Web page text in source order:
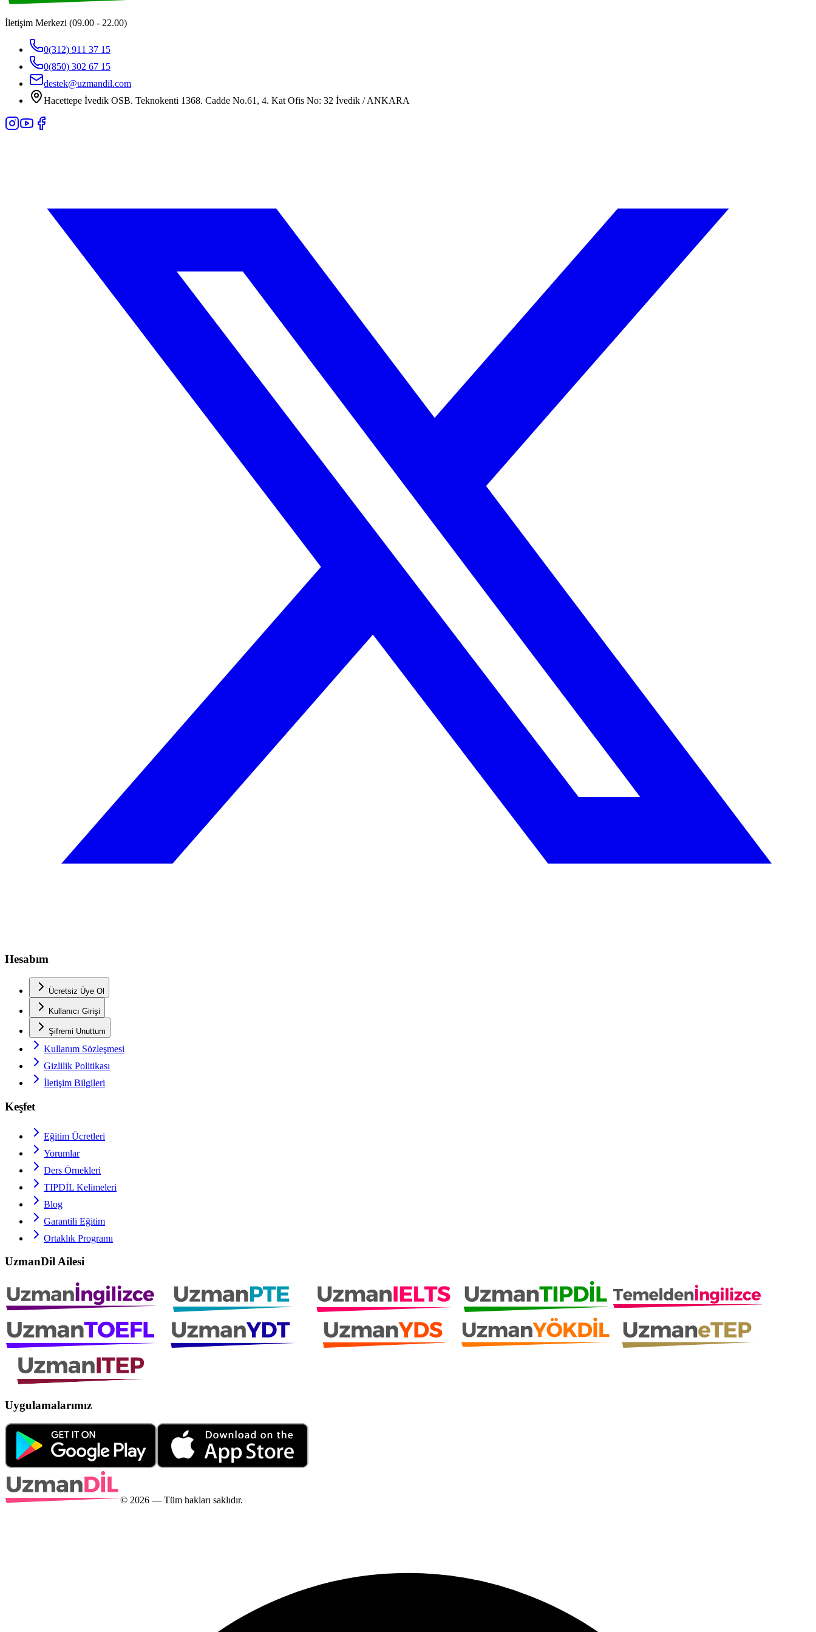
İletişim Merkezi (09.00 - 22.00)
0(312) 911 37 15
0(850) 302 67 15
destek@uzmandil.com
Hacettepe İvedik OSB. Teknokenti 1368. Cadde No.61, 4. Kat Ofis No: 32 İvedik / ANKARA
Hesabım
Ücretsiz Üye Ol
Kullanıcı Girişi
Şifremi Unuttum
Kullanım Sözleşmesi
Gizlilik Politikası
İletişim Bilgileri
Keşfet
Eğitim Ücretleri
Yorumlar
Ders Örnekleri
TIPDİL Kelimeleri
Blog
Garantili Eğitim
Ortaklık Programı
UzmanDil Ailesi
Uygulamalarımız
© 2026 — Tüm hakları saklıdır.